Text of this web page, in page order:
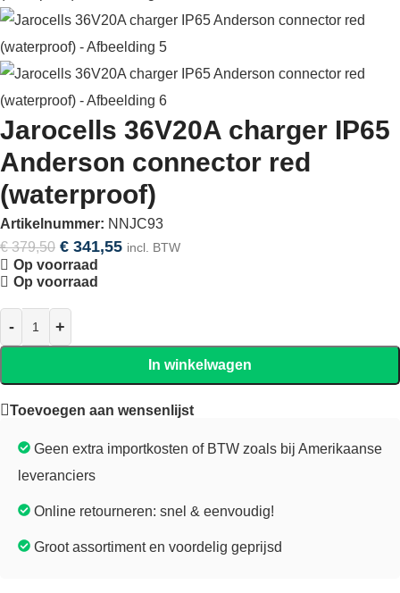
Jarocells 36V20A charger IP65
Anderson connector red
(waterproof)
Artikelnummer: NNJC93
€379,50 € 341,55 incl. BTW
Op voorraad
Op voorraad
In winkelwagen
Toevoegen aan wensenlijst
Geen extra importkosten of BTW zoals bij Amerikaanse
leveranciers
Online retourneren: snel & eenvoudig!
Groot assortiment en voordelig geprijsd